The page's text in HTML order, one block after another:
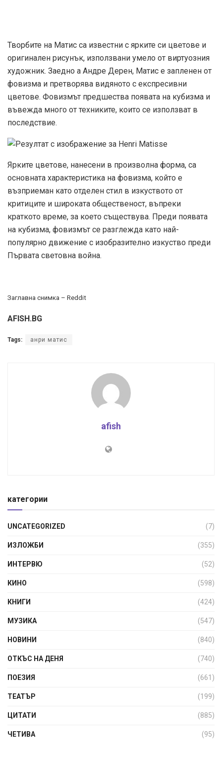
Творбите на Матис са известни с ярките си цветове и
оригинален рисунък, използвани умело от виртуозния
художник. Заедно а Андре Дерен, Матис е запленен от
фовизма и претворява видяното с експресивни
цветове. Фовизмът предшества появата на кубизма и
въвежда много от техниките, които се използват в
последствие.
Ярките цветове, нанесени в произволна форма, са
основната характеристика на фовизма, който е
възприеман като отделен стил в изкуството от
критиците и широката общественост, въпреки
краткото време, за което съществува. Преди появата
на кубизма, фовизмът се разглежда като най-
популярно движение с изобразително изкуство преди
Първата световна война.
Заглавна снимка – Reddit
AFISH.BG
Tags: анри матис
afish
категории
UNCATEGORIZED (7)
ИЗЛОЖБИ (355)
ИНТЕРВЮ (52)
КИНО (598)
КНИГИ (424)
МУЗИКА (547)
НОВИНИ (840)
ОТКЪС НА ДЕНЯ (740)
ПОЕЗИЯ (661)
ТЕАТЪР (199)
ЦИТАТИ (885)
ЧЕТИВА (95)